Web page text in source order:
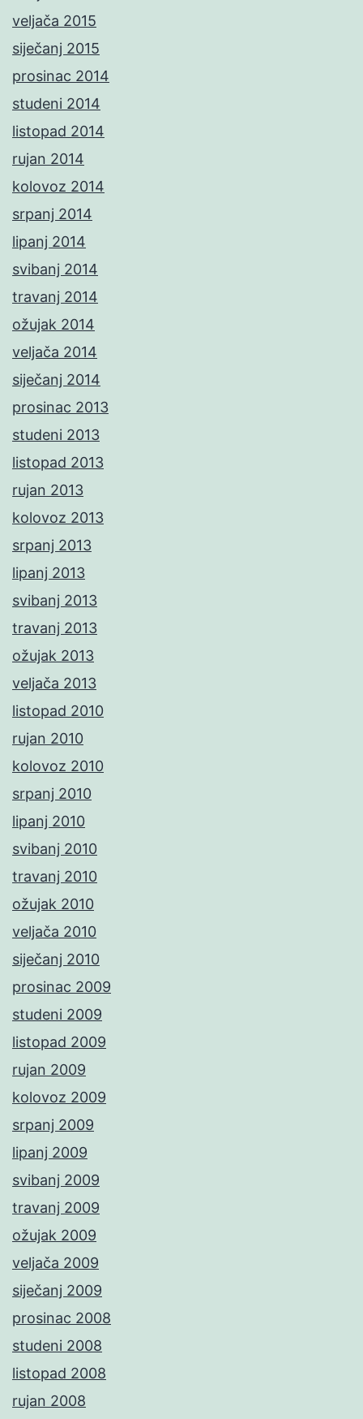
veljača 2015
siječanj 2015
prosinac 2014
studeni 2014
listopad 2014
rujan 2014
kolovoz 2014
srpanj 2014
lipanj 2014
svibanj 2014
travanj 2014
ožujak 2014
veljača 2014
siječanj 2014
prosinac 2013
studeni 2013
listopad 2013
rujan 2013
kolovoz 2013
srpanj 2013
lipanj 2013
svibanj 2013
travanj 2013
ožujak 2013
veljača 2013
listopad 2010
rujan 2010
kolovoz 2010
srpanj 2010
lipanj 2010
svibanj 2010
travanj 2010
ožujak 2010
veljača 2010
siječanj 2010
prosinac 2009
studeni 2009
listopad 2009
rujan 2009
kolovoz 2009
srpanj 2009
lipanj 2009
svibanj 2009
travanj 2009
ožujak 2009
veljača 2009
siječanj 2009
prosinac 2008
studeni 2008
listopad 2008
rujan 2008